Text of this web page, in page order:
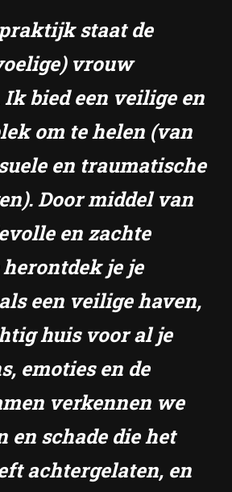
staat de
vrouw
bied een veilige en
om te helen (van
en traumatische
Door middel van
en zachte
je je
een veilige haven,
huis voor al je
emoties en de
verkennen we
en schade die het
achtergelaten, en